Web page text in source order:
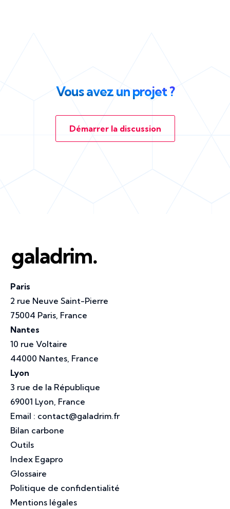
Vous avez un projet ?
Démarrer la discussion
Paris
2 rue Neuve Saint-Pierre
75004 Paris, France
Nantes
10 rue Voltaire
44000 Nantes, France
Lyon
3 rue de la République
69001 Lyon, France
Email : contact@galadrim.fr
Bilan carbone
Outils
Index Egapro
Glossaire
Politique de confidentialité
Mentions légales